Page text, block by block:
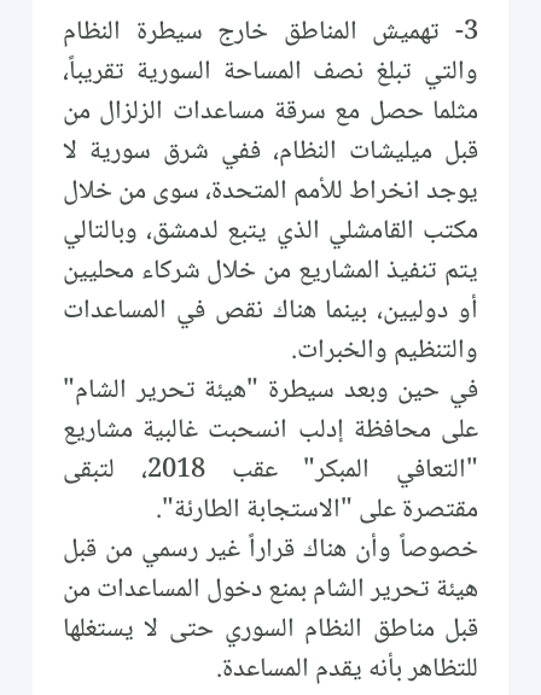
3- تهميش المناطق خارج سيطرة النظام
والتي تبلغ نصف المساحة السورية تقريباً،
مثلما حصل مع سرقة مساعدات الزلزال من
قبل ميليشات النظام، ففي شرق سورية لا
يوجد انخراط للأمم المتحدة، سوى من خلال
مكتب القامشلي الذي يتبع لدمشق، وبالتالي
يتم تنفيذ المشاريع من خلال شركاء محليين
أو دوليين، بينما هناك نقص في المساعدات
والتنظيم والخبرات.
في حين وبعد سيطرة "هيئة تحرير الشام"
على محافظة إدلب انسحبت غالبية مشاريع
"التعافي المبكر" عقب 2018، لتبقى
مقتصرة على "الاستجابة الطارئة".
خصوصاً وأن هناك قراراً غير رسمي من قبل
هيئة تحرير الشام بمنع دخول المساعدات من
قبل مناطق النظام السوري حتى لا يستغلها
للتظاهر بأنه يقدم المساعدة.